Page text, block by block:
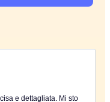
e dettagliata. Mi sto